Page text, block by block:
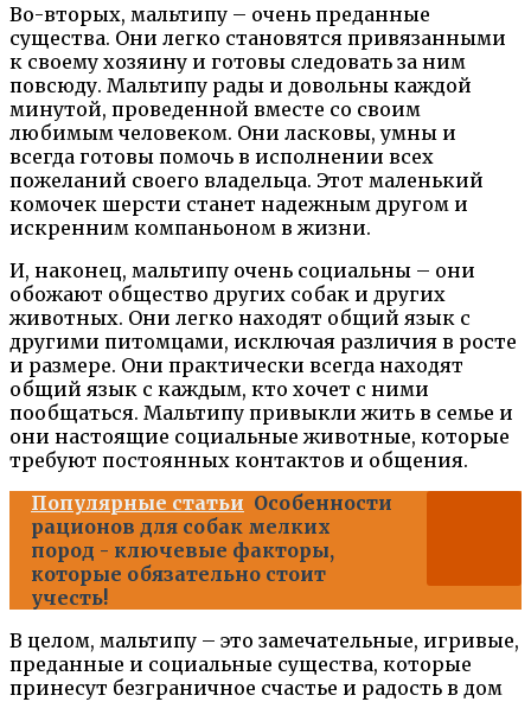
Во-вторых, мальтипу – очень преданные
существа. Они легко становятся привязанными
к своему хозяину и готовы следовать за ним
повсюду. Мальтипу рады и довольны каждой
минутой, проведенной вместе со своим
любимым человеком. Они ласковы, умны и
всегда готовы помочь в исполнении всех
пожеланий своего владельца. Этот маленький
комочек шерсти станет надежным другом и
искренним компаньоном в жизни.
И, наконец, мальтипу очень социальны – они
обожают общество других собак и других
животных. Они легко находят общий язык с
другими питомцами, исключая различия в росте
и размере. Они практически всегда находят
общий язык с каждым, кто хочет с ними
пообщаться. Мальтипу привыкли жить в семье и
они настоящие социальные животные, которые
требуют постоянных контактов и общения.
Популярные статьи Особенности
рационов для собак мелких
пород - ключевые факторы,
которые обязательно стоит
учесть!
В целом, мальтипу – это замечательные, игривые,
преданные и социальные существа, которые
принесут безграничное счастье и радость в дом